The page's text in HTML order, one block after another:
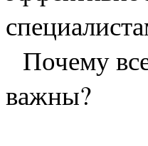
Почему
важны?